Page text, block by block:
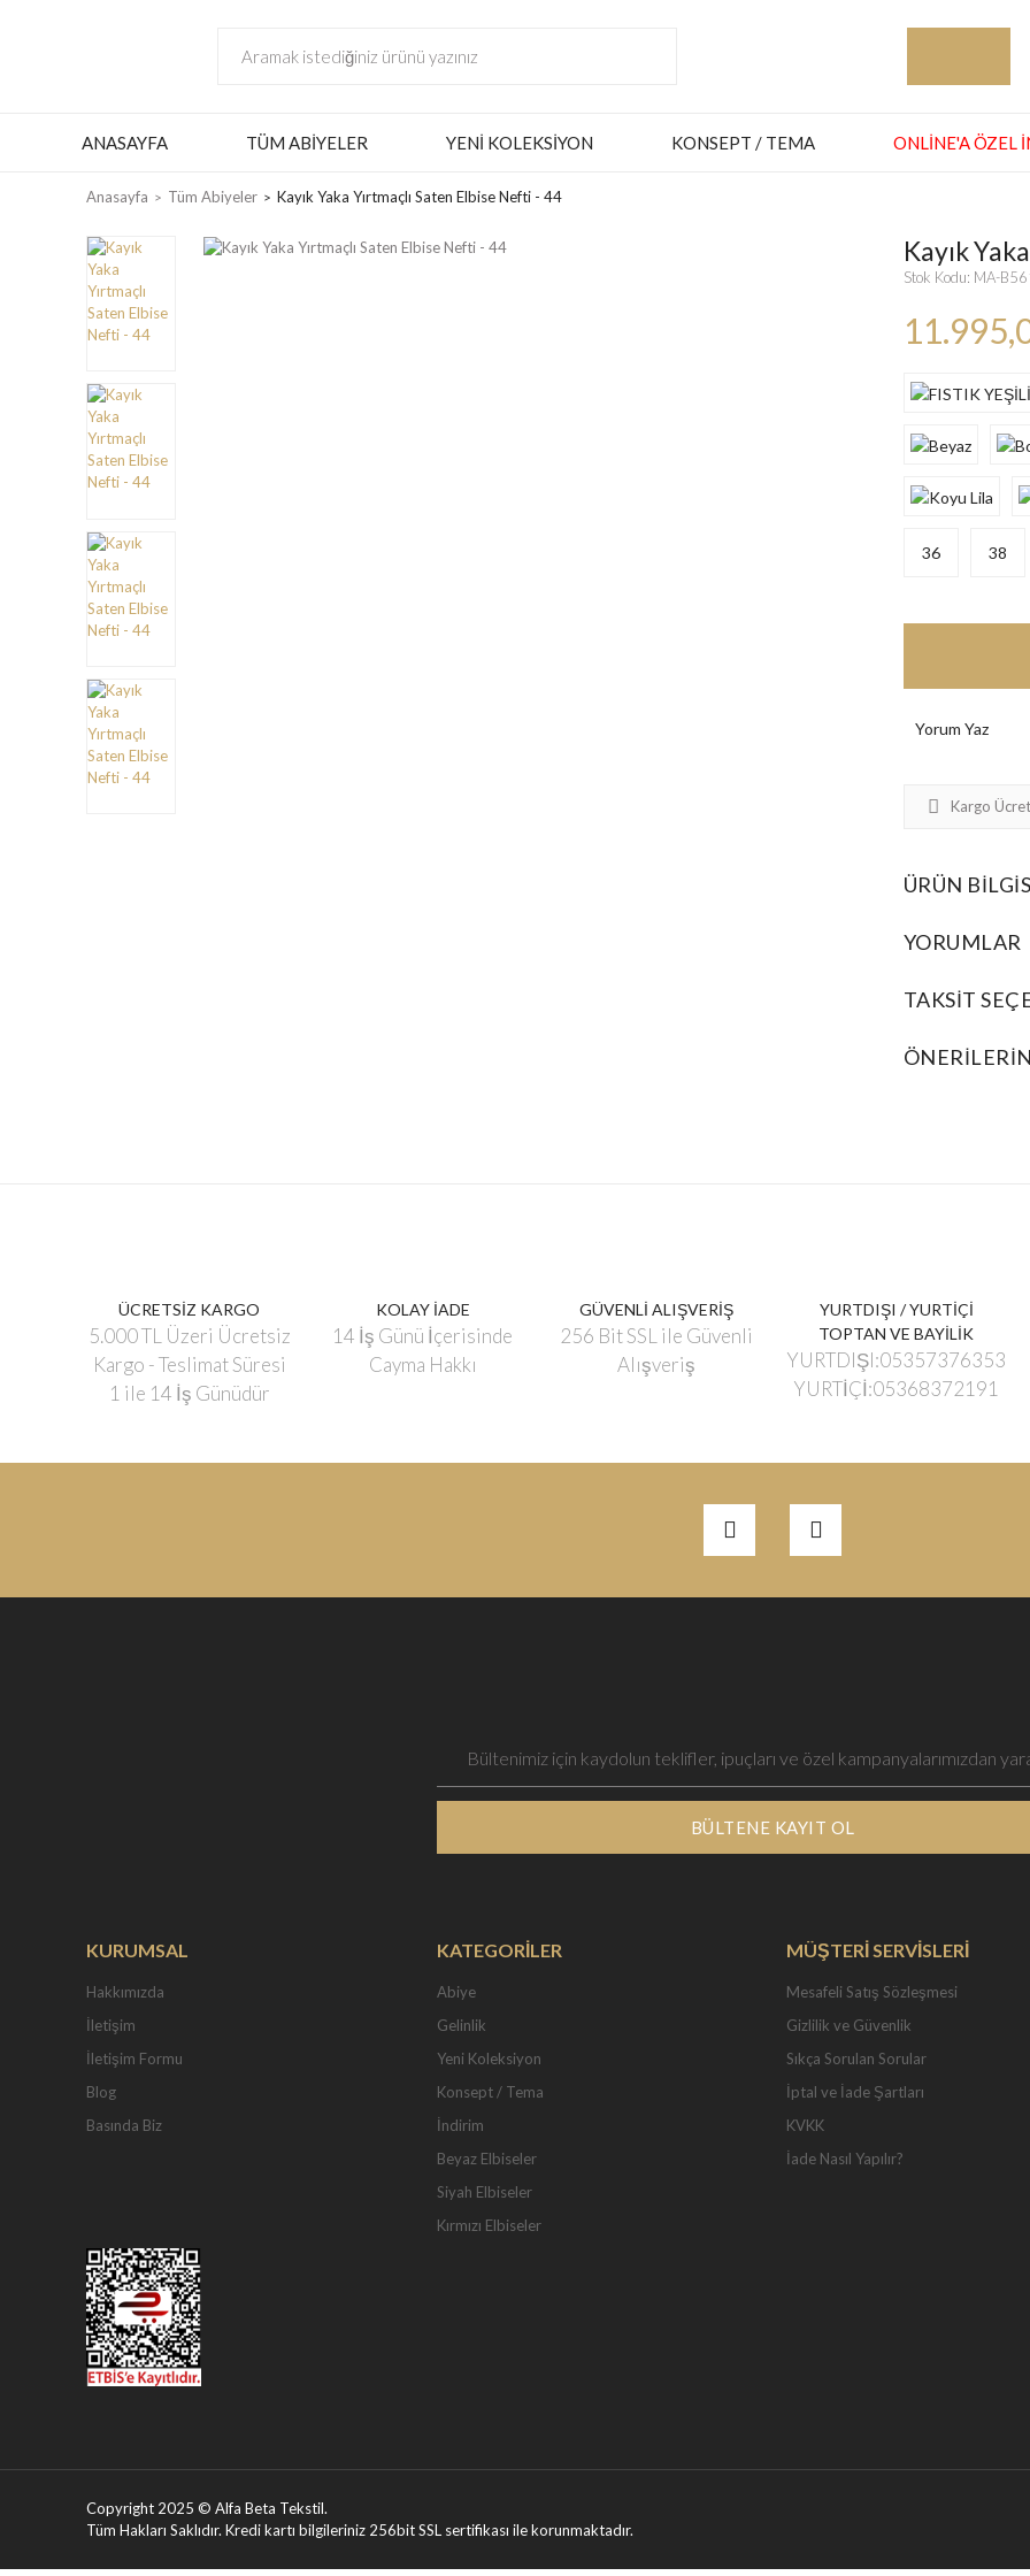
ANASAYFA TÜM ABIYELER YENI KOLEKSIYON KONSEPT / TEMA ONLINE'A ÖZEL
Anasayfa Tüm Abiyeler Kayık Yaka Yırtmaçlı Saten Elbise Nefti - 44
Kayık
Stok Kodu: MA-
36 38
Yorum Yaz
Kargo
ÜRÜN
YORUMLAR
TAKSIT
ÜCRETSİZ KARGO
5.000 TL Üzeri Ücretsiz
Kargo - Teslimat Süresi
1 ile 14 İş Günüdür
KOLAY İADE
14 İş Günü İçerisinde
Cayma Hakkı
GÜVENLİ ALIŞVERİŞ
256 Bit SSL ile Güvenli
Alışveriş
YURTDIŞI / YURTİÇİ
TOPTAN VE BAYİLİK
YURTDIŞI:05357376353
YURTİÇİ:05368372191
BÜLTENE KAYIT OL
KURUMSAL
Hakkımızda
İletişim
İletişim Formu
Blog
Basında Biz
KATEGORİLER
Abiye
Gelinlik
Yeni Koleksiyon
Konsept / Tema
İndirim
Beyaz Elbiseler
Siyah Elbiseler
Kırmızı Elbiseler
MÜŞTERİ SERVİSLERİ
Mesafeli Satış Sözleşmesi
Gizlilik ve Güvenlik
Sıkça Sorulan Sorular
İptal ve İade Şartları
KVKK
İade Nasıl Yapılır?
Copyright 2025 © Alfa Beta Tekstil.
Tüm Hakları Saklıdır. Kredi kartı bilgileriniz 256bit SSL sertifikası ile korunmaktadır.